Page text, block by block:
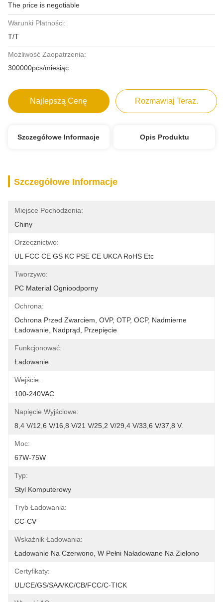
The price is negotiable
Warunki Płatności:
T/T
Możliwość Zaopatrzenia:
300000pcs/miesiąc
Najlepszą Cenę Rozmawiaj Teraz.
Szczegółowe Informacje Opis Produktu
Szczegółowe Informacje
Miejsce Pochodzenia:
Chiny
Orzecznictwo:
UL FCC CE GS KC PSE CE UKCA RoHS Etc
Tworzywo:
PC Materiał Ognioodporny
Ochrona:
Ochrona Przed Zwarciem, OVP, OTP, OCP, Nadmierne
Ładowanie, Nadprąd, Przepięcie
Funkcjonować:
Ładowanie
Wejście:
100-240VAC
Napięcie Wyjściowe:
8,4 V/12,6 V/16,8 V/21 V/25,2 V/29,4 V/33,6 V/37,8 V.
Moc:
67W-75W
Typ:
Styl Komputerowy
Tryb Ładowania:
CC-CV
Wskaźnik Ładowania:
Ładowanie Na Czerwono, W Pełni Naładowane Na Zielono
Certyfikaty:
UL/CE/GS/SAA/KC/CB/FCC/C-TICK